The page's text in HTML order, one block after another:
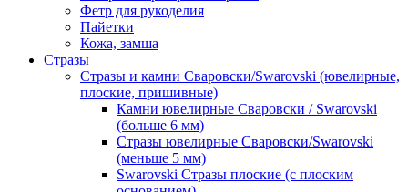
Фетр для рукоделия
Пайетки
Кожа, замша
Стразы
Стразы и камни Сваровски/Swarovski (ювелирные,
плоские, пришивные)
Камни ювелирные Сваровски / Swarovski
(больше 6 мм)
Стразы ювелирные Сваровски/Swarovski
(меньше 5 мм)
Swarovski Стразы плоские (с плоским